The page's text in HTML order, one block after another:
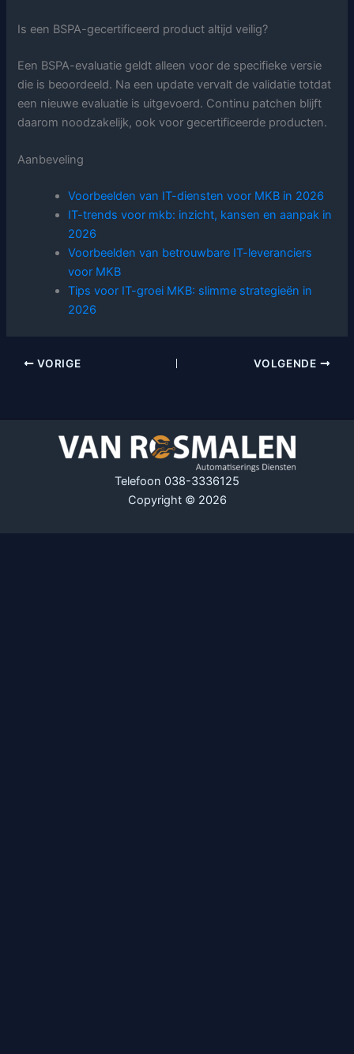
Is een BSPA-gecertificeerd product altijd veilig?
Een BSPA-evaluatie geldt alleen voor de specifieke versie
die is beoordeeld. Na een update vervalt de validatie totdat
een nieuwe evaluatie is uitgevoerd. Continu patchen blijft
daarom noodzakelijk, ook voor gecertificeerde producten.
Aanbeveling
Voorbeelden van IT-diensten voor MKB in 2026
IT-trends voor mkb: inzicht, kansen en aanpak in
2026
Voorbeelden van betrouwbare IT-leveranciers
voor MKB
Tips voor IT-groei MKB: slimme strategieën in
2026
VORIGE VOLGENDE
Telefoon 038-3336125
Copyright © 2026